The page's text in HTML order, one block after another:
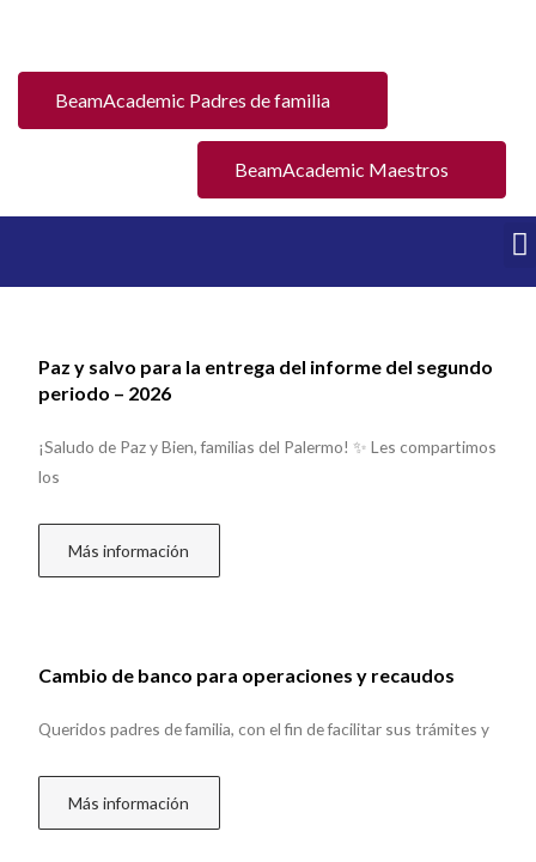
BeamAcademic Padres de familia
BeamAcademic Maestros
Paz y salvo para la entrega del informe del segundo
periodo – 2026
¡Saludo de Paz y Bien, familias del Palermo! ✨ Les compartimos
los
Más información
Cambio de banco para operaciones y recaudos
Queridos padres de familia, con el fin de facilitar sus trámites y
Más información